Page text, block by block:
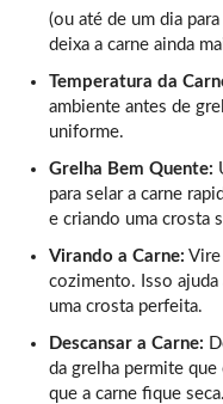
(ou até de um dia
deixa a carne ainda
Temperatura da
ambiente antes de
uniforme.
Grelha Bem Quente:
para selar a carne
e criando uma crosta
Virando a Carne: Vire
cozimento. Isso ajuda
uma crosta perfeita.
Descansar a Carne:
da grelha permite
que a carne fique seca.